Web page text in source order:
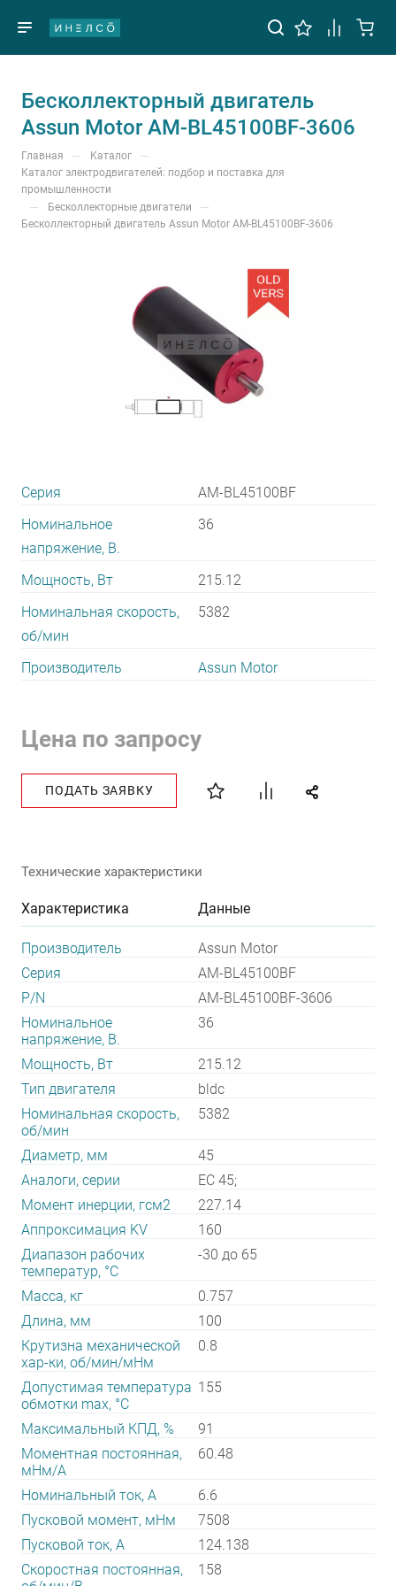
Бесколлекторный двигатель
Assun Motor AM-BL45100BF-3606
Главная — Каталог —
Каталог электродвигателей: подбор и поставка для
промышленности
— Бесколлекторные двигатели —
Бесколлекторный двигатель Assun Motor AM-BL45100BF-3606
Серия
AM-BL45100BF
Номинальное
напряжение, В.
36
Мощность, Вт
215.12
Номинальная скорость,
об/мин
5382
Производитель Assun Motor
Цена по запросу
ПОДАТЬ ЗАЯВКУ
Технические характеристики
Характеристика Данные
Производитель
Assun Motor
Серия
AM-BL45100BF
P/N
AM-BL45100BF-3606
Номинальное
напряжение, В.
36
Мощность, Вт
215.12
Тип двигателя
bldc
Номинальная скорость,
об/мин
5382
Диаметр, мм
45
Аналоги, серии
EC 45;
Момент инерции, гсм2
227.14
Аппроксимация KV
160
Диапазон рабочих
температур, °С
-30 до 65
Масса, кг
0.757
Длина, мм
100
Крутизна механической
хар-ки, об/мин/мНм
0.8
Допустимая температура
обмотки max, °С
155
Максимальный КПД, %
91
Моментная постоянная,
мНм/А
60.48
Номинальный ток, А
6.6
Пусковой момент, мНм
7508
Пусковой ток, А
124.138
Скоростная постоянная,
158